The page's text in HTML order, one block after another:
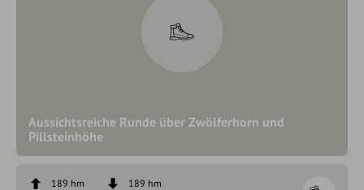
Aussichtsreiche Runde über Zwölferhorn und
Pillsteinhöhe
189 hm
189 hm